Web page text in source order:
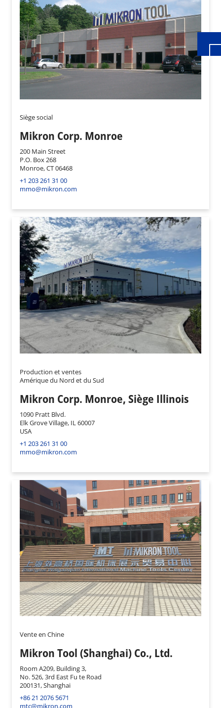
Siège social
Mikron Corp. Monroe
200 Main Street
P.O. Box 268
Monroe, CT 06468
+1 203 261 31 00
mmo@mikron.com
Production et ventes
Amérique du Nord et du Sud
Mikron Corp. Monroe, Siège Illinois
1090 Pratt Blvd.
Elk Grove Village, IL 60007
USA
+1 203 261 31 00
mmo@mikron.com
Vente en Chine
Mikron Tool (Shanghai) Co., Ltd.
Room A209, Building 3,
No. 526, 3rd East Fu te Road
200131, Shanghai
+86 21 2076 5671
mtc@mikron.com